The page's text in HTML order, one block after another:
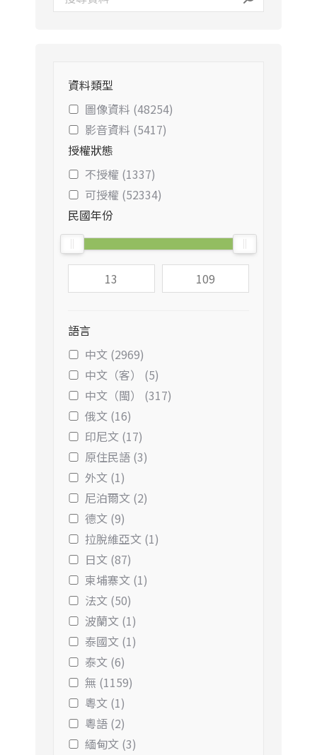
資料類型
圖像資料 (48254)
影音資料 (5417)
授權狀態
不授權 (1337)
可授權 (52334)
民國年份
語言
中文 (2969)
中文（客） (5)
中文（閩） (317)
俄文 (16)
印尼文 (17)
原住民語 (3)
外文 (1)
尼泊爾文 (2)
德文 (9)
拉脫維亞文 (1)
日文 (87)
柬埔寨文 (1)
法文 (50)
波蘭文 (1)
泰國文 (1)
泰文 (6)
無 (1159)
粵文 (1)
粵語 (2)
緬甸文 (3)